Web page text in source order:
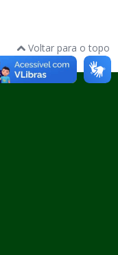
Voltar para o topo